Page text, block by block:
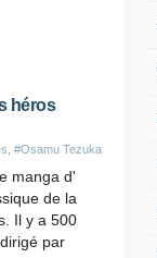
héros
#Osamu Tezuka
manga d'
de la
Il y a 500
par